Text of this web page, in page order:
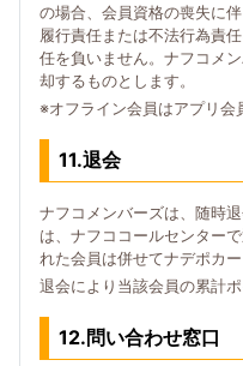
の場合、会員資格の喪失に
履行責任または不法行為責
任を負いません。ナフコメ
却するものとします。
※オフライン会員はアプリ会
11.退会
ナフコメンバーズは、随時
は、ナフココールセンター
れた会員は併せてナデポカ
退会により当該会員の累計ポ
12.問い合わせ窓口